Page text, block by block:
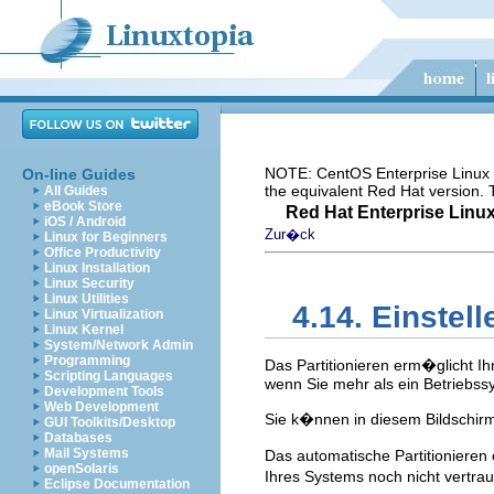
On-line Guides
All Guides
eBook Store
iOS / Android
Linux for Beginners
Office Productivity
Linux Installation
Linux Security
Linux Utilities
Linux Virtualization
Linux Kernel
System/Network Admin
Programming
Scripting Languages
Development Tools
Web Development
GUI Toolkits/Desktop
Databases
Mail Systems
openSolaris
Eclipse Documentation
NOTE: CentOS Enterprise
the equivalent Red Hat version.
Red Hat Enterprise
Zur�ck
4.14.
Das Partitionieren erm�glicht
wenn Sie mehr als ein
Sie k�nnen in diesem
Das automatische
Ihres Systems noch nicht